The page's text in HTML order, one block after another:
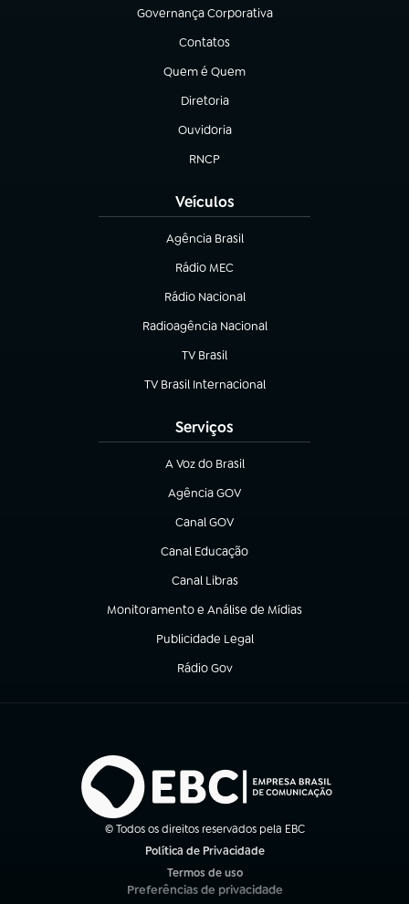
Governança Corporativa
(abre em nova aba)
Contatos
(abre em nova aba)
Quem é Quem
(abre em nova aba)
Diretoria
(abre em nova aba)
Ouvidoria
(abre em nova aba)
RNCP
(abre em nova aba)
Veículos
Agência Brasil
(abre em nova aba)
Rádio MEC
(abre em nova aba)
Rádio Nacional
Radioagência Nacional
(abre em nova aba)
TV Brasil
(abre em nova aba)
TV Brasil Internacional
(abre em nova aba)
Serviços
A Voz do Brasil
(abre em nova aba)
Agência GOV
(abre em nova aba)
Canal GOV
(abre em nova aba)
Canal Educação
(abre em nova aba)
Canal Libras
(abre em nova aba)
Monitoramento e Análise de Mídias
(abre em nova aba)
Publicidade Legal
(abre em nova aba)
Rádio Gov
(abre em nova aba)
© Todos os direitos reservados pela EBC
Política de Privacidade
Termos de uso
(abre em nova aba)
Preferências de privacidade